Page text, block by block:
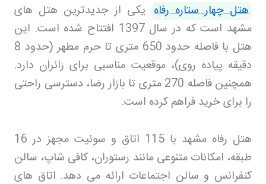
هتل چهار ستاره رفاه یکی از جدیدترین هتل های
مشهد است که در سال 1397 افتتاح شده است. این
هتل با فاصله حدود 650 متری تا حرم مطهر (حدود 8
دقیقه پیاده روی)، موقعیت مناسبی برای زائران دارد.
همچنین فاصله 270 متری تا بازار رضا، دسترسی راحتی
را برای خرید فراهم کرده است.
هتل رفاه مشهد با 115 اتاق و سوئیت مجهز در 16
طبقه، امکانات متنوعی مانند رستوران، کافی شاپ، سالن
کنفرانس و سالن اجتماعات ارائه می دهد. اتاق های